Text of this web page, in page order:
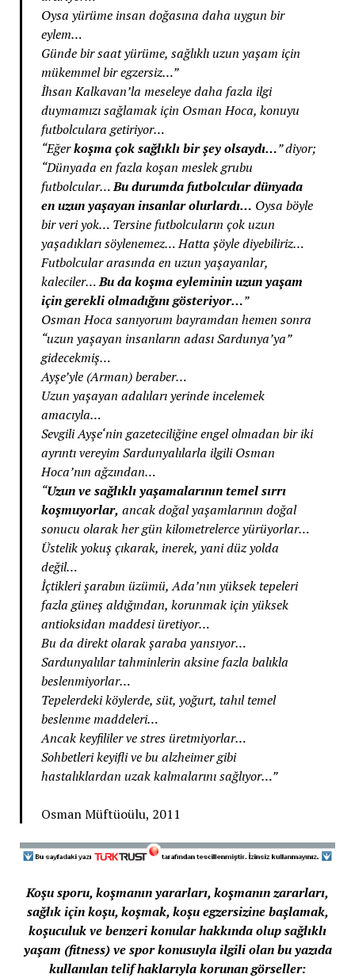
Oysa yürüme insan doğasına daha uygun bir
eylem…
Günde bir saat yürüme, sağlıklı uzun yaşam için
mükemmel bir egzersiz…”
İhsan Kalkavan’la meseleye daha fazla ilgi
duymamızı sağlamak için Osman Hoca, konuyu
futbolculara getiriyor…
“Eğerkoşma çok sağlıklı bir şey olsaydı…” diyor;
“Dünyada en fazla koşan meslek grubu
futbolcular…Bu durumda futbolcular dünyada
en uzun yaşayan insanlar olurlardı… Oysa böyle
bir veri yok… Tersine futbolcuların çok uzun
yaşadıkları söylenemez… Hatta şöyle diyebiliriz…
Futbolcular arasında en uzun yaşayanlar,
kaleciler…Bu da koşma eyleminin uzun yaşam
için gerekli olmadığını gösteriyor…”
Osman Hoca sanıyorum bayramdan hemen sonra
“uzun yaşayan insanların adası Sardunya’ya”
gidecekmiş…
Ayşe’yle (Arman) beraber…
Uzun yaşayan adalıları yerinde incelemek
amacıyla…
Sevgili Ayşe‘nin gazeteciliğine engel olmadan bir iki
ayrıntı vereyim Sardunyalılarla ilgili Osman
Hoca’nın ağzından…
“Uzun ve sağlıklı yaşamalarının temel sırrı
koşmuyorlar, ancak doğal yaşamlarının doğal
sonucu olarak her gün kilometrelerce yürüyorlar…
Üstelik yokuş çıkarak, inerek, yani düz yolda
değil…
İçtikleri şarabın üzümü, Ada’nın yüksek tepeleri
fazla güneş aldığından, korunmak için yüksek
antioksidan maddesi üretiyor…
Bu da direkt olarak şaraba yansıyor…
Sardunyalılar tahminlerin aksine fazla balıkla
beslenmiyorlar…
Tepelerdeki köylerde, süt, yoğurt, tahıl temel
beslenme maddeleri…
Ancak keyfililer ve stres üretmiyorlar…
Sohbetleri keyifli ve bu alzheimer gibi
hastalıklardan uzak kalmalarını sağlıyor…”
Osman Müftüoülu, 2011
Koşu sporu, koşmanın yararları, koşmanın zararları,
sağlık için koşu, koşmak, koşu egzersizine başlamak,
koşuculuk ve benzeri konular hakkında olup sağlıklı
yaşam (fitness) ve spor konusuyla ilgili olan bu yazıda
kullanılan telif haklarıyla korunan görseller: